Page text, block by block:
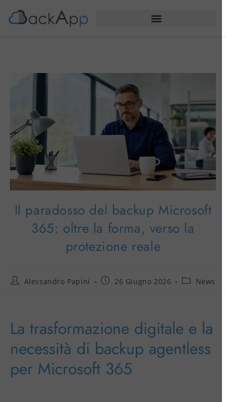
Il paradosso del backup Microsoft
365: oltre la forma, verso la
protezione reale
Alessandro Papini 26 Giugno 2026 News
La trasformazione digitale e la
necessità di backup agentless
per Microsoft 365